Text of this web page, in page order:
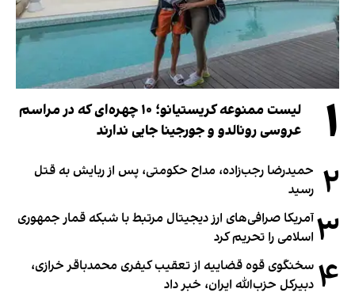
۱
لیست ممنوعه کریستیانو؛ ۱۰ چهره‌ای که در مراسم
عروسی رونالدو و جورجینا جایی ندارند
۲ حمیدرضا رجب‌زاده، مداح حکومتی، پس از ربایش به قتل
رسید
۳آمریکا صرافی‌های ارز دیجیتال مرتبط با شبکه قمار جمهوری
اسلامی را تحریم کرد
۴ سخنگوی قوه قضاییه از تعقیب کیفری محمدباقر خرازی،
دبیر‌کل حزب‌الله ایران، خبر داد